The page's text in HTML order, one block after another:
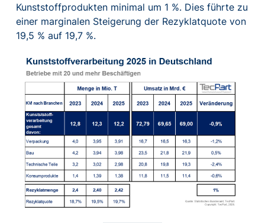
Kunststoffprodukten minimal um 1 %. Dies führte zu
einer marginalen Steigerung der Rezyklatquote von
19,5 % auf 19,7 %.